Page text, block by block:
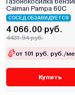
Caiman Pampa 60C
СОСЕД ОБЗАВИДУЕТСЯ
4 066.00 руб.
4431.94 руб.
от 101 руб. руб./
Купить